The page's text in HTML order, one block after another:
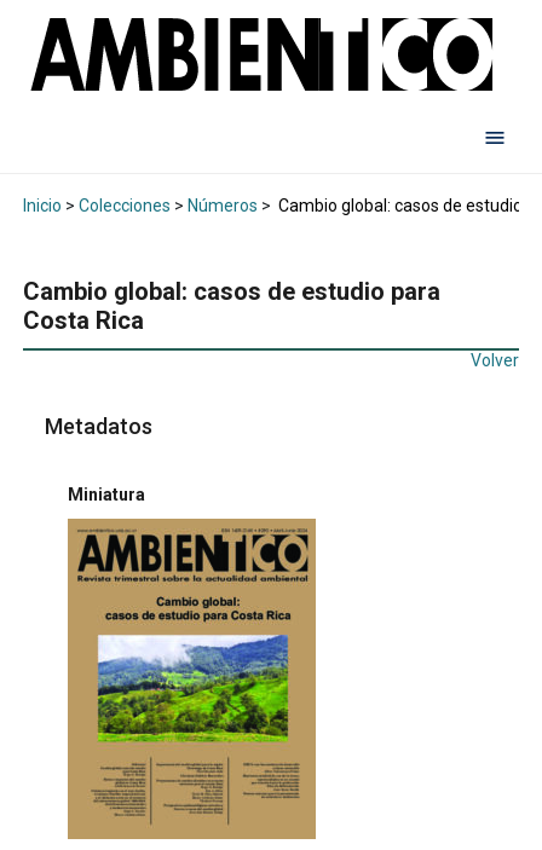
Inicio > Colecciones > Números > Cambio global: casos de estudio
Cambio global: casos de estudio para
Costa Rica
Volver
Metadatos
Miniatura